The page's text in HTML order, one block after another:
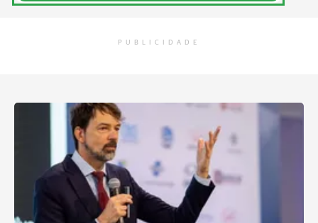
PUBLICIDADE